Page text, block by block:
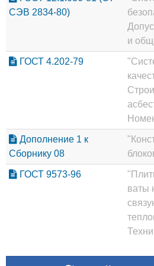
СЭВ 2834-80)
и
ГОСТ 4.202-79
Дополнение 1 к
Сборнику 08
ГОСТ 9573-96
ваты